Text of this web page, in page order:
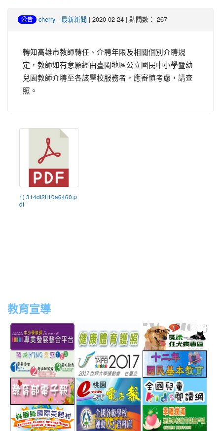
公告 cherry - 最新新聞 | 2020-02-24 | 點閱數： 267
轉知高雄市教師轉任、介聘年限及相關個別介聘規
定，教師如有意願經由臺閩地區公立國民中小學暨幼
兒園教師介聘至各該學校服務者，應審慎考慮，請查
照。
1) 314df2ff10a6460.p
df
教育宣導
to
http://teachernet.moe.edu.tw/MAIN/index.aspx
link
to
https://airtw.epa.gov.tw/
link
to
http://
link
link
to
http://www.perdc.ntnu.edu.tw/anti-
flu/catalog.php?
MainCatalogID=2
link
http://
link
to
http://epaper.edu.tw/
link
to
http://163.30.192.132/
link
to
link
to
to